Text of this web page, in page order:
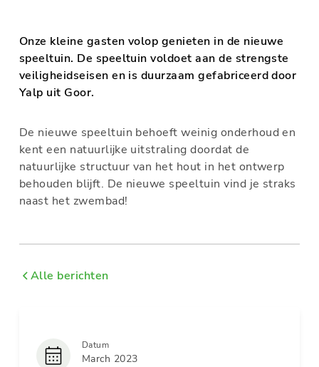
Onze kleine gasten volop genieten in de nieuwe
speeltuin. De speeltuin voldoet aan de strengste
veiligheidseisen en is duurzaam gefabriceerd door
Yalp uit Goor.
De nieuwe speeltuin behoeft weinig onderhoud en
kent een natuurlijke uitstraling doordat de
natuurlijke structuur van het hout in het ontwerp
behouden blijft. De nieuwe speeltuin vind je straks
naast het zwembad!
Alle berichten
Datum
March 2023